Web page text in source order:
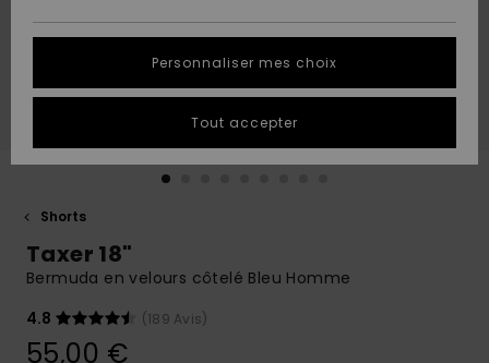
A
Découvrir
A
Découvrir
tailles
conversation
à votre
Démarrer
QUIKSILVER
Shorts
Taxer 18"
Bermuda en velours côtelé Bleu Homme
4.8
(189 Avis)
55,00 €
Personnaliser mes choix
Tout accepter